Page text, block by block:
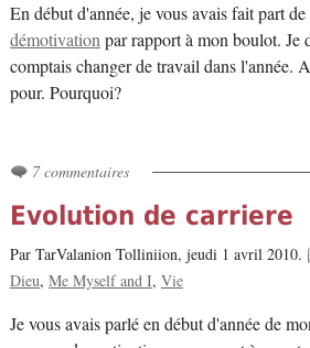
En début d'année, je vous avais fait part de
démotivationpar rapport à mon boulot. Je
comptais changer de travail dans l'année.
pour. Pourquoi?
7 commentaires
Evolution de carriere
Par TarValanion Tolliniion, jeudi 1 avril 2010.
Dieu Me Myself and I Vie
Je vous avais parlé en début d'année de